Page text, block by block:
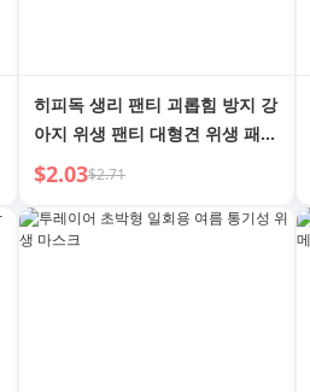
히피독 생리 팬티 괴롭힘 방지 강
아지 위생 팬티 대형견 위생 패드
빅독 위생 팬티 골든 리트리버 안
$2.03$2.71